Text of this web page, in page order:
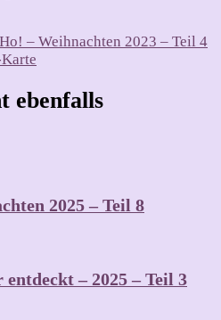
– Weihnachten 2023 – Teil 4
ebenfalls
2025 – Teil 8
entdeckt – 2025 – Teil 3